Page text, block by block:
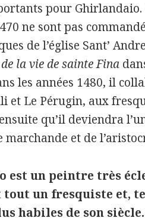
pour Ghirlandaio.
ne sont pas
de l’église Sant’
de la vie de sainte Fina
les années 1480, il
et Le Pérugin, aux
qu’il deviendra
et de
est un peintre très
un fresquiste et,
habiles de son siècle.